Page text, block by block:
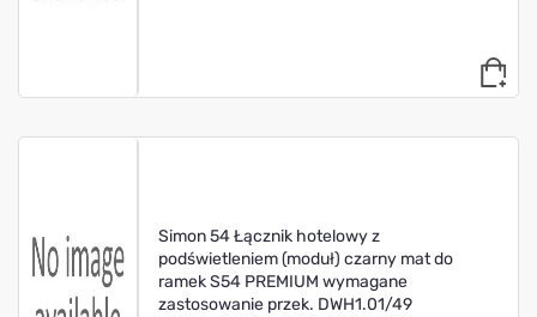
Simon 54 Łącznik hotelowy z
podświetleniem (moduł) czarny mat do
ramek S54 PREMIUM wymagane
zastosowanie przek. DWH1.01/49